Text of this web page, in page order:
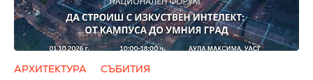
АРХИТЕКТУРА СЪБИТИЯ